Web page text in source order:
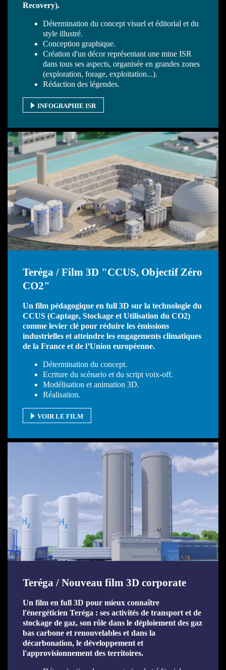
Recovery).
Détermination du concept visuel et éditorial et du
style illustré.
Conception graphique.
Création d'un décor représentant une mine ISR
dans tous ses aspects, organisée en grandes zones
(exploration, forage, exploitation...).
Rédaction des légendes.
INFOGRAPHIE ISR
Teréga / Film 3D "CCUS, Objectif Zéro
CO2"
Un film pédagogique en full 3D sur la technologie du
CCUS (Captage, Stockage et Utilisation du CO2)
comme levier clé pour réduire les émissions
industrielles et atteindre les engagements climatiques
de la France et de l’Union européenne.
Détermination du concept.
Ecriture du scénario et du script voix-off.
Modélisation et animation 3D.
Réalisation.
VOIR LE FILM
Teréga / Nouveau film 3D corporate
Un film en full 3D pour mieux connaître
l'énergéticien Teréga : ses activités de transport et de
stockage de gaz, son rôle dans le déploiement des gaz
bas carbone et renouvelables et dans la
décarbonation, le développement et
l'approvisionnement des territoires.